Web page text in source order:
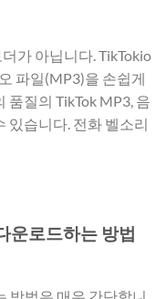
가 아닙니다. TikTokio
파일(MP3)을 손쉽게
품질의 TikTok MP3, 음
있습니다. 전화 벨소리
운로드하는 방법